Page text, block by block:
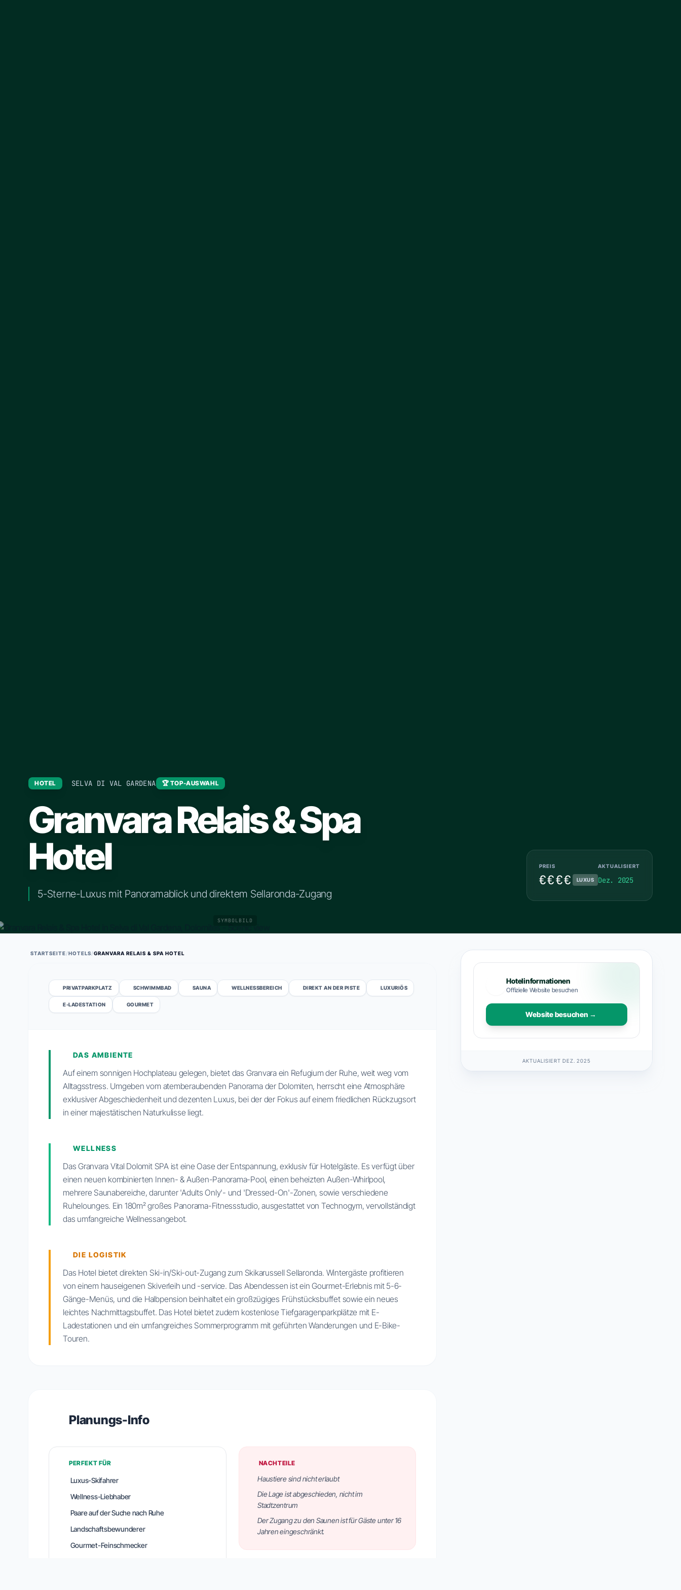
SYMBOLBILD
HOTEL SELVA DI VAL GARDENA 🏆 TOP-AUSWAHL
Granvara Relais & Spa
Hotel
5-Sterne-Luxus mit Panoramablick und direktem Sellaronda-Zugang
PREIS
€€€€ LUXUS
AKTUALISIERT
Dez. 2025
STARTSEITE/HOTELS/GRANVARA RELAIS & SPA HOTEL
PRIVATPARKPLATZ SCHWIMMBAD SAUNA WELLNESSBEREICH DIREKT AN DER PISTE LUXURIÖS
E-LADESTATION GOURMET
DAS AMBIENTE
Auf einem sonnigen Hochplateau gelegen, bietet das Granvara ein Refugium der Ruhe, weit weg vom
Alltagsstress. Umgeben vom atemberaubenden Panorama der Dolomiten, herrscht eine Atmosphäre
exklusiver Abgeschiedenheit und dezenten Luxus, bei der der Fokus auf einem friedlichen Rückzugsort
in einer majestätischen Naturkulisse liegt.
WELLNESS
Das Granvara Vital Dolomit SPA ist eine Oase der Entspannung, exklusiv für Hotelgäste. Es verfügt über
einen neuen kombinierten Innen- & Außen-Panorama-Pool, einen beheizten Außen-Whirlpool,
mehrere Saunabereiche, darunter 'Adults Only'- und 'Dressed-On'-Zonen, sowie verschiedene
Ruhelounges. Ein 180m² großes Panorama-Fitnessstudio, ausgestattet von Technogym, vervollständigt
das umfangreiche Wellnessangebot.
DIE LOGISTIK
Das Hotel bietet direkten Ski-in/Ski-out-Zugang zum Skikarussell Sellaronda. Wintergäste profitieren
von einem hauseigenen Skiverleih und -service. Das Abendessen ist ein Gourmet-Erlebnis mit 5-6-
Gänge-Menüs, und die Halbpension beinhaltet ein großzügiges Frühstücksbuffet sowie ein neues
leichtes Nachmittagsbuffet. Das Hotel bietet zudem kostenlose Tiefgaragenparkplätze mit E-
Ladestationen und ein umfangreiches Sommerprogramm mit geführten Wanderungen und E-Bike-
Touren.
Planungs-Info
PERFEKT FÜR
Luxus-Skifahrer
Wellness-Liebhaber
Paare auf der Suche nach Ruhe
Landschaftsbewunderer
Gourmet-Feinschmecker
NACHTEILE
Haustiere sind nicht erlaubt
Die Lage ist abgeschieden, nicht im
Stadtzentrum
Der Zugang zu den Saunen ist für Gäste unter 16
Jahren eingeschränkt.
Hotelinformationen
Offizielle Website besuchen
Website besuchen →
AKTUALISIERT DEZ. 2025